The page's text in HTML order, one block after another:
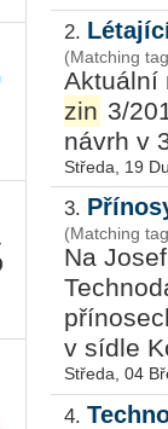
2.
(Matching
Aktuální
zin 3/
návrh v
Středa, 19
3.
(Matching
Na
v sídle
Středa, 04
4.